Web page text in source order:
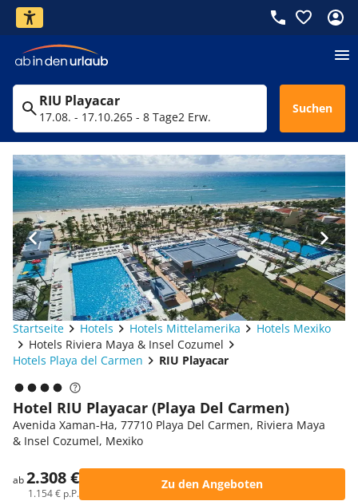
RIU Playacar
17.08. - 17.10.265 - 8 Tage2 Erw.
Suchen
Startseite Hotels Hotels Mittelamerika
Hotels Mexiko
Hotels Riviera Maya & Insel Cozumel
Hotels Playa del Carmen
RIU Playacar
Hotel RIU Playacar (Playa Del Carmen)
Avenida Xaman-Ha, 77710 Playa Del Carmen, Riviera Maya
& Insel Cozumel, Mexiko
ab2.308 €
1.154 € p.P.
Zu den Angeboten